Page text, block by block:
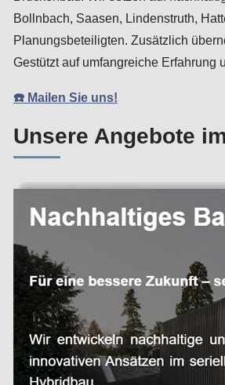
Bollnbach, Saasen, Lindenstruth,
Planungsbeteiligten. Zusätzlich
Gestützt auf umfangreiche Erfahrung
☎️ Mailen Sie uns!
Unsere Angebote